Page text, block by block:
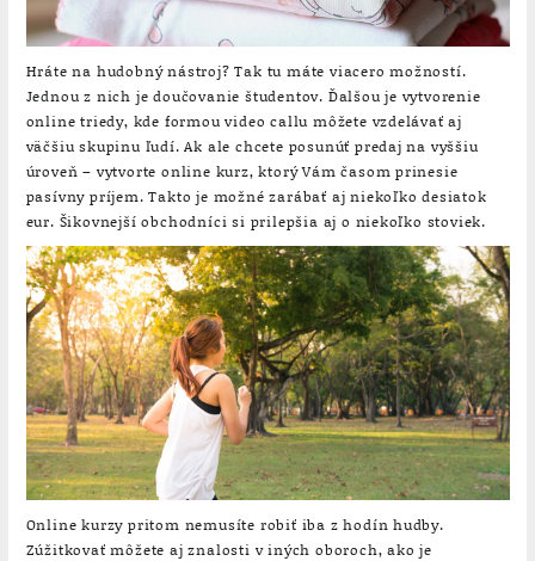
Hráte na hudobný nástroj? Tak tu máte viacero možností.
Jednou z nich je doučovanie študentov. Ďalšou je vytvorenie
online triedy, kde formou video callu môžete vzdelávať aj
väčšiu skupinu ľudí. Ak ale chcete posunúť predaj na vyššiu
úroveň – vytvorte online kurz, ktorý Vám časom prinesie
pasívny príjem. Takto je možné zarábať aj niekoľko desiatok
eur. Šikovnejší obchodníci si prilepšia aj o niekoľko stoviek.
Online kurzy pritom nemusíte robiť iba z hodín hudby.
Zúžitkovať môžete aj znalosti v iných oboroch, ako je